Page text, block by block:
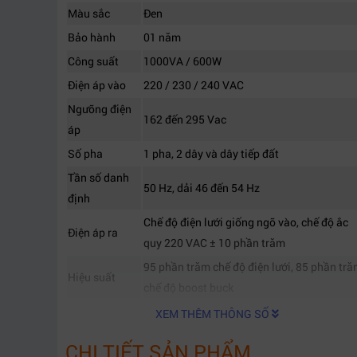
Màu sắc
Đen
Bảo hành
01 năm
Công suất
1000VA / 600W
Điện áp vào
220 / 230 / 240 VAC
Ngưỡng điện
áp
162 đến 295 Vac
Số pha
1 pha, 2 dây và dây tiếp đất
Tần số danh
định
50 Hz, dải 46 đến 54 Hz
Điện áp ra
Chế độ điện lưới giống ngõ vào, chế độ ắc
quy 220 VAC ± 10 phần trăm
Hiệu suất
95 phần trăm chế độ điện lưới, 85 phần
110 phần trăm ± 10 phần trăm
XEM THÊM THÔNG SỐ